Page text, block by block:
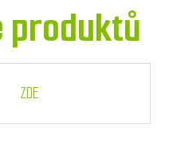
produktů
ZDE